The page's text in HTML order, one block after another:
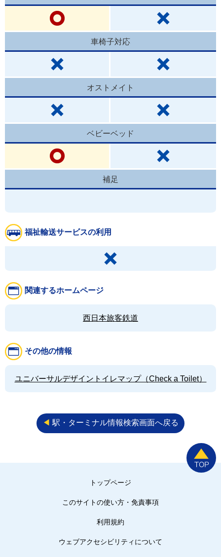
車椅子対応
オストメイト
ベビーベッド
補足
福祉輸送サービスの利用
関連するホームページ
西日本旅客鉄道
その他の情報
ユニバーサルデザイントイレマップ（Check a Toilet）
◀︎ 駅・ターミナル情報検索画面へ戻る
トップページ
このサイトの使い方・免責事項
利用規約
ウェブアクセシビリティについて